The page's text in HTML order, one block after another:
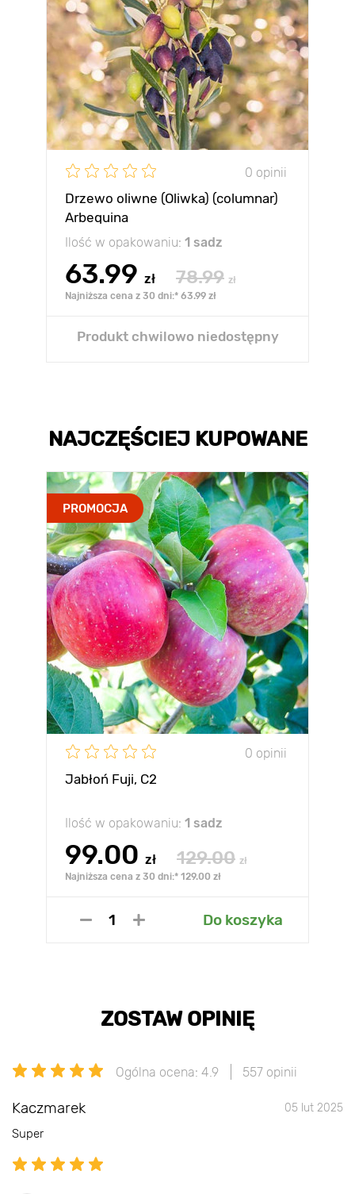
0 opinii
Drzewo oliwne (Oliwka) (columnar)
Arbequina
Ilość w opakowaniu: 1 sadz
63.99 zł 78.99 zł
Najniższa cena z 30 dni:* 63.99 zł
Produkt chwilowo niedostępny
NAJCZĘŚCIEJ KUPOWANE
PROMOCJA
0 opinii
Jabłoń Fuji, С2
Ilość w opakowaniu: 1 sadz
99.00 zł 129.00 zł
Najniższa cena z 30 dni:* 129.00 zł
Do koszyka
ZOSTAW OPINIĘ
Ogólna ocena: 4.9 557 opinii
Kaczmarek 05 lut 2025
Super